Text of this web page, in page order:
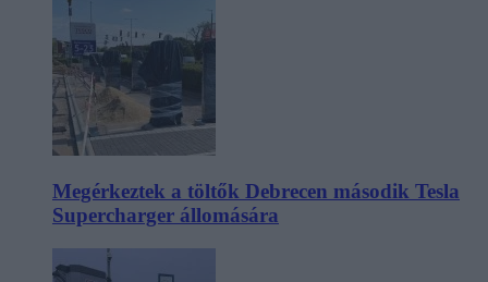
Megérkeztek a töltők Debrecen második Tesla
Supercharger állomására